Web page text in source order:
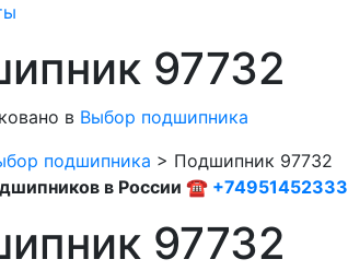
97732
в Выбор подшипника
подшипника > Подшипник 97732
в России ☎ +74951452333
97732